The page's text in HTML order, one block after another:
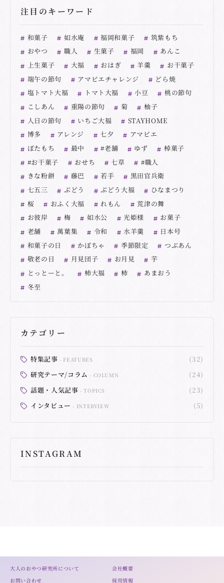
注目のキーワード
和菓子 如水庵 福岡和菓子
筑紫もち
おやつ
職人 生菓子 福岡
あんこ
上生菓子
大福 おはぎ 羊羹
お干菓子
端午の節句
アマビエチャレンジ
どら焼
塩トマト大福
トマト大福 小豆
桃の節句
こしあん
重陽の節句 菊
柚子
人日の節句
いちご大福
STAYHOME
博多
アレンジ 七夕
アマビエ
ぼたもち
最中 #老舗 ゆず
棹菓子
#お干菓子
おせち 七草
#職人
きな粉餅
藤巴 若手
黒田官兵衛
七五三
ぶどう ぶどう大福
ひなまつり
桜
おふく大福 れもん
荒津の舞
お彼岸
梅 如水公 光姫様
お菓子
老舗
萬葉集 令和 水羊羹
日本号
和菓子の日
かぼちゃ 季節限定
つぶあん
敬老の日
月見団子 お月見
芋
とっとーと。
柿大福 柿
あまおう
冬至
カテゴリー
特集記事 FEATURES
(32)
研究テーマ/コラム
COLUMN
(24)
話題・人気記事
TOPICS
(23)
インタビュー
INTERVIEW (5)
INSTAGRAM
大人のおやつ研究所について
会社概要
お問い合わせ
採用情報